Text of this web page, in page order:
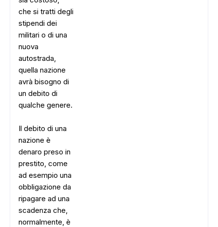
che si tratti degli
stipendi dei
militari o di una
nuova
autostrada,
quella nazione
avrà bisogno di
un debito di
qualche genere.
Il debito di una
nazione è
denaro preso in
prestito, come
ad esempio una
obbligazione da
ripagare ad una
scadenza che,
normalmente, è